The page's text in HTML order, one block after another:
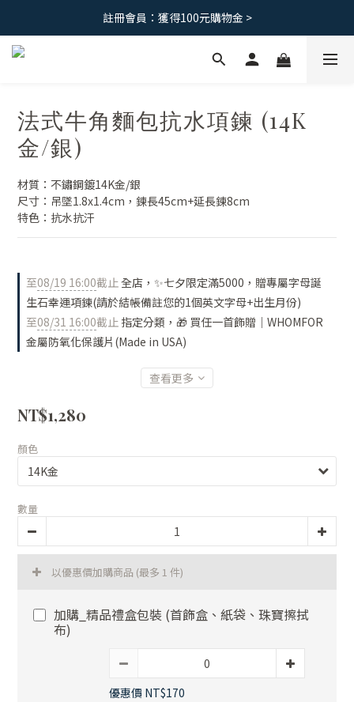
免運優惠｜台灣滿 1500 ，港澳滿2500
註冊會員：獲得100元購物金 >
免運優惠｜台灣滿 1500 ，港澳滿2500
法式牛角麵包抗水項鍊 (14K
金/銀)
材質：不鏽鋼鍍14K金/銀
尺寸：吊墜1.8x1.4cm，鍊長45cm+延長鍊8cm
特色：抗水抗汗
至08/19 16:00截止全店，✨七夕限定滿5000，贈專屬字母誕
生石幸運項鍊(請於結帳備註您的1個英文字母+出生月份)
至08/31 16:00截止 指定分類，🎁 買任一首飾贈｜WHOMFOR
金屬防氧化保護片(Made in USA)
查看更多
NT$1,280
顏色
數量
以優惠價加購商品 (最多 1 件)
加購_精品禮盒包裝 (首飾盒、紙袋、珠寶擦拭
布)
優惠價 NT$170